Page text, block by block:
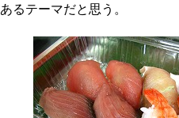
あるテーマだと思う。